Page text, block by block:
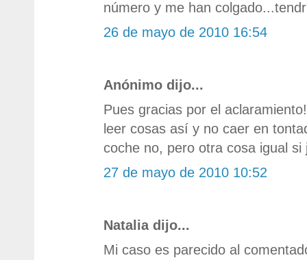
número y me han
26 de mayo de 2010 16:54
Anónimo dijo...
Pues gracias por el
leer cosas así y no caer en
coche no, pero otra cosa igual si
27 de mayo de 2010 10:52
Natalia dijo...
Mi caso es parecido al